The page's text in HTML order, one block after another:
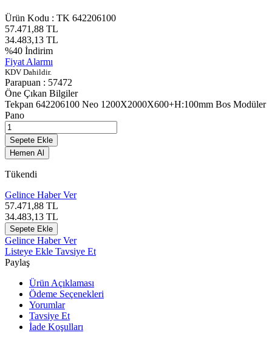
Ürün Kodu : TK 642206100
57.471,88 TL
34.483,13 TL
%40 İndirim
Fiyat Alarmı
KDV Dahildir.
Parapuan : 57472
Öne Çıkan Bilgiler
Tekpan 642206100 Neo 1200X2000X600+H:100mm Bos Modüler
Pano
Sepete Ekle
Hemen Al
Tükendi
Gelince Haber Ver
57.471,88 TL
34.483,13 TL
Sepete Ekle
Gelince Haber Ver
Listeye Ekle Tavsiye Et
Paylaş
Ürün Açıklaması
Ödeme Seçenekleri
Yorumlar
Tavsiye Et
İade Koşulları